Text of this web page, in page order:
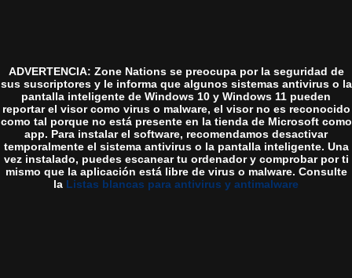
ADVERTENCIA: Zone Nations se preocupa por la seguridad de
sus suscriptores y le informa que algunos sistemas antivirus o la
pantalla inteligente de Windows 10 y Windows 11 pueden
reportar el visor como virus o malware, el visor no es reconocido
como tal porque no está presente en la tienda de Microsoft como
app. Para instalar el software, recomendamos desactivar
temporalmente el sistema antivirus o la pantalla inteligente. Una
vez instalado, puedes escanear tu ordenador y comprobar por ti
mismo que la aplicación está libre de virus o malware. Consulte
la Listas blancas para antivirus y antimalware